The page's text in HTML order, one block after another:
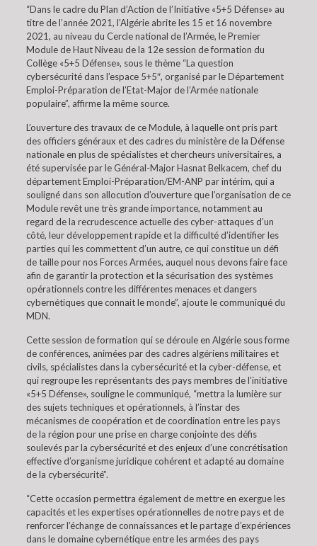
“Dans le cadre du Plan d’Action de l’Initiative «5+5 Défense» au
titre de l’année 2021, l’Algérie abrite les 15 et 16 novembre
2021, au niveau du Cercle national de l’Armée, le Premier
Module de Haut Niveau de la 12e session de formation du
Collège «5+5 Défense», sous le thème “La question
cybersécurité dans l’espace 5+5″, organisé par le Département
Emploi-Préparation de l’Etat-Major de l’Armée nationale
populaire”, affirme la même source.
L’ouverture des travaux de ce Module, à laquelle ont pris part
des officiers généraux et des cadres du ministère de la Défense
nationale en plus de spécialistes et chercheurs universitaires, a
été supervisée par le Général-Major Hasnat Belkacem, chef du
département Emploi-Préparation/EM-ANP par intérim, qui a
souligné dans son allocution d’ouverture que l’organisation de ce
Module revêt une très grande importance, notamment au
regard de la recrudescence actuelle des cyber-attaques d’un
côté, leur développement rapide et la difficulté d’identifier les
parties qui les commettent d’un autre, ce qui constitue un défi
de taille pour nos Forces Armées, auquel nous devons faire face
afin de garantir la protection et la sécurisation des systèmes
opérationnels contre les différentes menaces et dangers
cybernétiques que connait le monde”, ajoute le communiqué du
MDN.
Cette session de formation qui se déroule en Algérie sous forme
de conférences, animées par des cadres algériens militaires et
civils, spécialistes dans la cybersécurité et la cyber-défense, et
qui regroupe les représentants des pays membres de l’initiative
«5+5 Défense», souligne le communiqué, “mettra la lumière sur
des sujets techniques et opérationnels, à l’instar des
mécanismes de coopération et de coordination entre les pays
de la région pour une prise en charge conjointe des défis
soulevés par la cybersécurité et des enjeux d’une concrétisation
effective d’organisme juridique cohérent et adapté au domaine
de la cybersécurité”.
“Cette occasion permettra également de mettre en exergue les
capacités et les expertises opérationnelles de notre pays et de
renforcer l’échange de connaissances et le partage d’expériences
dans le domaine cybernétique entre les armées des pays